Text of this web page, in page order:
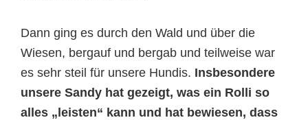
Dann ging es durch den Wald und über die
Wiesen, bergauf und bergab und teilweise war
es sehr steil für unsere Hundis. Insbesondere
unsere Sandy hat gezeigt, was ein Rolli so
alles „leisten“ kann und hat bewiesen, dass